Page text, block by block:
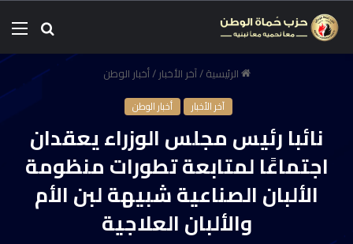
الرئيسية/آخر الأخبار/أخبار الوطن
آخر الأخبار أخبار الوطن
نائبا رئيس مجلس الوزراء يعقدان
اجتماعًا لمتابعة تطورات منظومة
الألبان الصناعية شبيهة لبن الأم
والألبان العلاجية